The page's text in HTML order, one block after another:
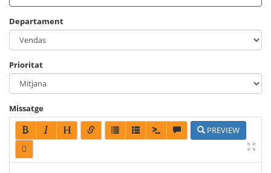
Departament
Prioritat
Missatge
PREVIEW